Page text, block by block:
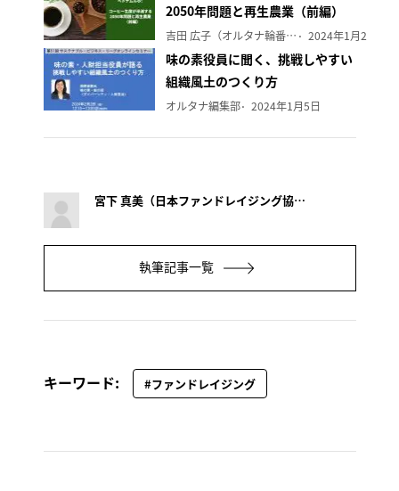
2050年問題と再生農業（前編）
吉田 広子（オルタナ輪番編集長） 2024年1月29日
味の素役員に聞く、挑戦しやすい
組織風土のつくり方
オルタナ編集部 2024年1月5日
宮下 真美（日本ファンドレイジング協会）
執筆記事一覧
キーワード: #ファンドレイジング